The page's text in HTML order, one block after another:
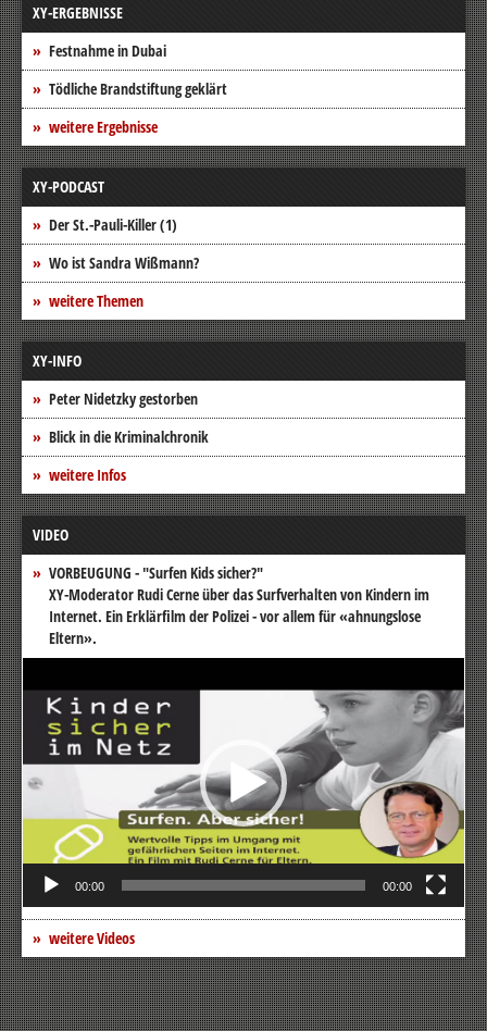
XY-ERGEBNISSE
Festnahme in Dubai
Tödliche Brandstiftung geklärt
weitere Ergebnisse
XY-PODCAST
Der St.-Pauli-Killer (1)
Wo ist Sandra Wißmann?
weitere Themen
XY-INFO
Peter Nidetzky gestorben
Blick in die Kriminalchronik
weitere Infos
VIDEO
VORBEUGUNG - "Surfen Kids sicher?"
XY-Moderator Rudi Cerne über das Surfverhalten von Kindern im
Internet. Ein Erklärfilm der Polizei - vor allem für «ahnungslose
Eltern».
Video-
00:00 00:00
weitere Videos